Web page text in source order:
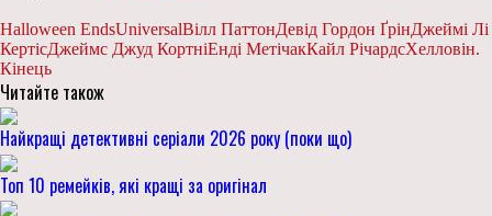
Halloween EndsUniversalВілл ПаттонДевід Гордон ҐрінДжеймі Лі
КертісДжеймс Джуд КортніЕнді МетічакКайл РічардсХелловін.
Кінець
Читайте також
Найкращі детективні серіали 2026 року (поки що)
Топ 10 ремейків, які кращі за оригінал